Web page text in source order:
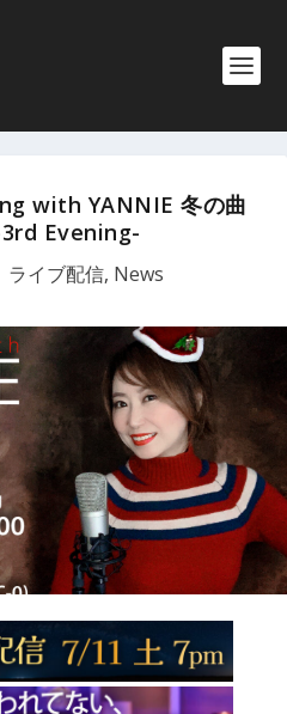
with YANNIE 冬の曲
Evening-
ライブ配信, News